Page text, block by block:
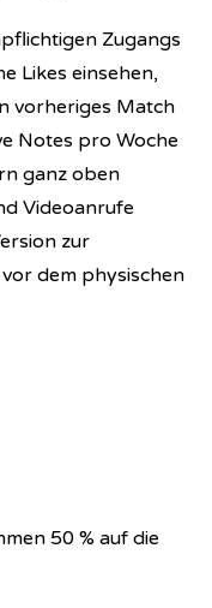
Zugangs
Likes einsehen,
vorheriges Match
Notes pro Woche
ganz oben
Videoanrufe
zur
dem physischen
50 % auf die